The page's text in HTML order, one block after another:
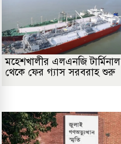
মহেশখালীর এলএনজি টার্মিনাল
থেকে ফের গ্যাস সরবরাহ শুরু